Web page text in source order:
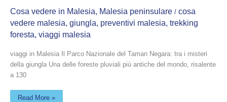
Cosa vedere in Malesia, Malesia peninsulare / cosa
vedere malesia, giungla, preventivi malesia, trekking
foresta, viaggi malesia
viaggi in Malesia Il Parco Nazionale del Taman Negara: tra i misteri
della giungla Una delle foreste pluviali più antiche del mondo, risalente
a 130
Read More »